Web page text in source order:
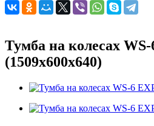
Тумба на колесах
(1509x600x640)